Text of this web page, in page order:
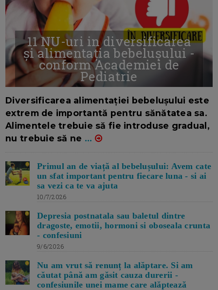
11 NU-uri in diversificarea
și alimentația bebelușului -
conform Academiei de
Pediatrie
Diversificarea alimentației bebelușului este
extrem de importantă pentru sănătatea sa.
Alimentele trebuie să fie introduse gradual,
nu trebuie să ne ...
Primul an de viață al bebelușului: Avem cate
un sfat important pentru fiecare luna - si ai
sa vezi ca te va ajuta
10/7/2026
Depresia postnatala sau baletul dintre
dragoste, emotii, hormoni si oboseala crunta
- confesiuni
9/6/2026
Nu am vrut să renunț la alăptare. Si am
căutat până am găsit cauza durerii -
confesiunile unei mame care alăptează